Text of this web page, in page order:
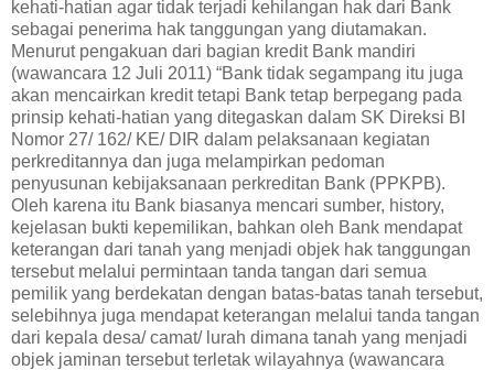
kehati-hatian agar tidak terjadi kehilangan hak dari Bank
sebagai penerima hak tanggungan yang diutamakan.
Menurut pengakuan dari bagian kredit Bank mandiri
(wawancara 12 Juli 2011) “Bank tidak segampang itu juga
akan mencairkan kredit tetapi Bank tetap berpegang pada
prinsip kehati-hatian yang ditegaskan dalam SK Direksi BI
Nomor 27/ 162/ KE/ DIR dalam pelaksanaan kegiatan
perkreditannya dan juga melampirkan pedoman
penyusunan kebijaksanaan perkreditan Bank (PPKPB).
Oleh karena itu Bank biasanya mencari sumber, history,
kejelasan bukti kepemilikan, bahkan oleh Bank mendapat
keterangan dari tanah yang menjadi objek hak tanggungan
tersebut melalui permintaan tanda tangan dari semua
pemilik yang berdekatan dengan batas-batas tanah tersebut,
selebihnya juga mendapat keterangan melalui tanda tangan
dari kepala desa/ camat/ lurah dimana tanah yang menjadi
objek jaminan tersebut terletak wilayahnya (wawancara